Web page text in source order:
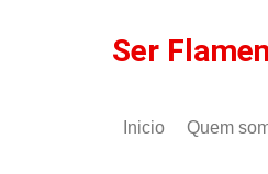
Ser
Inicio Quem